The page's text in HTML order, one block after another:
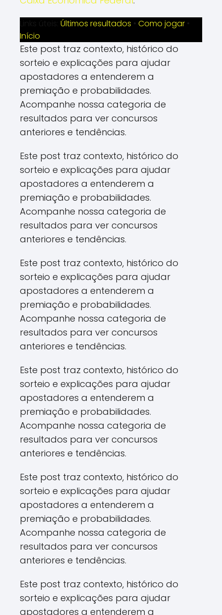
Links úteis: Últimos resultados • Como jogar •
Início
Este post traz contexto, histórico do
sorteio e explicações para ajudar
apostadores a entenderem a
premiação e probabilidades.
Acompanhe nossa categoria de
resultados para ver concursos
anteriores e tendências.
Este post traz contexto, histórico do
sorteio e explicações para ajudar
apostadores a entenderem a
premiação e probabilidades.
Acompanhe nossa categoria de
resultados para ver concursos
anteriores e tendências.
Este post traz contexto, histórico do
sorteio e explicações para ajudar
apostadores a entenderem a
premiação e probabilidades.
Acompanhe nossa categoria de
resultados para ver concursos
anteriores e tendências.
Este post traz contexto, histórico do
sorteio e explicações para ajudar
apostadores a entenderem a
premiação e probabilidades.
Acompanhe nossa categoria de
resultados para ver concursos
anteriores e tendências.
Este post traz contexto, histórico do
sorteio e explicações para ajudar
apostadores a entenderem a
premiação e probabilidades.
Acompanhe nossa categoria de
resultados para ver concursos
anteriores e tendências.
Este post traz contexto, histórico do
sorteio e explicações para ajudar
apostadores a entenderem a